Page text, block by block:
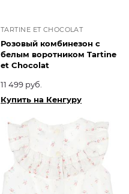
TARTINE ET CHOCOLAT
Розовый комбинезон с
белым воротником Tartine
et Chocolat​
11 499 руб.
Купить на Кенгуру